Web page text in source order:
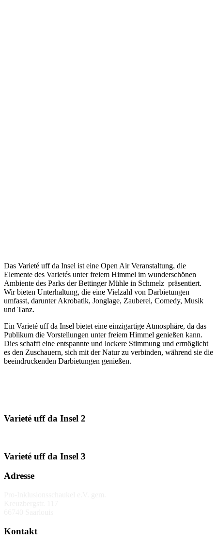
Das Varieté uff da Insel ist eine Open Air Veranstaltung, die
Elemente des Varietés unter freiem Himmel im wunderschönen
Ambiente des Parks der Bettinger Mühle in Schmelz präsentiert.
Wir bieten Unterhaltung, die eine Vielzahl von Darbietungen
umfasst, darunter Akrobatik, Jonglage, Zauberei, Comedy, Musik
und Tanz.
Ein Varieté uff da Insel bietet eine einzigartige Atmosphäre, da das
Publikum die Vorstellungen unter freiem Himmel genießen kann.
Dies schafft eine entspannte und lockere Stimmung und ermöglicht
es den Zuschauern, sich mit der Natur zu verbinden, während sie die
beeindruckenden Darbietungen genießen.
Varieté uff da Insel 2
Varieté uff da Insel 3
Adresse
Kontakt